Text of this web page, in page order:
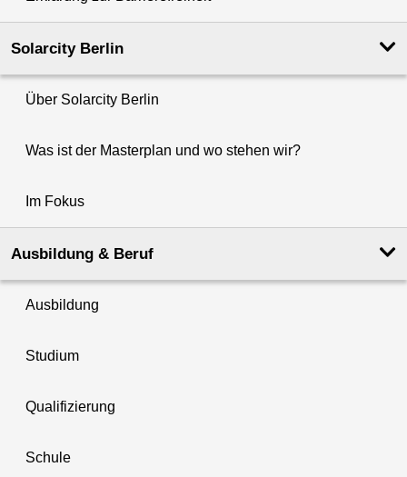
Solarcity Berlin
Über Solarcity Berlin
Was ist der Masterplan und wo stehen wir?
Im Fokus
Ausbildung & Beruf
Ausbildung
Studium
Qualifizierung
Schule